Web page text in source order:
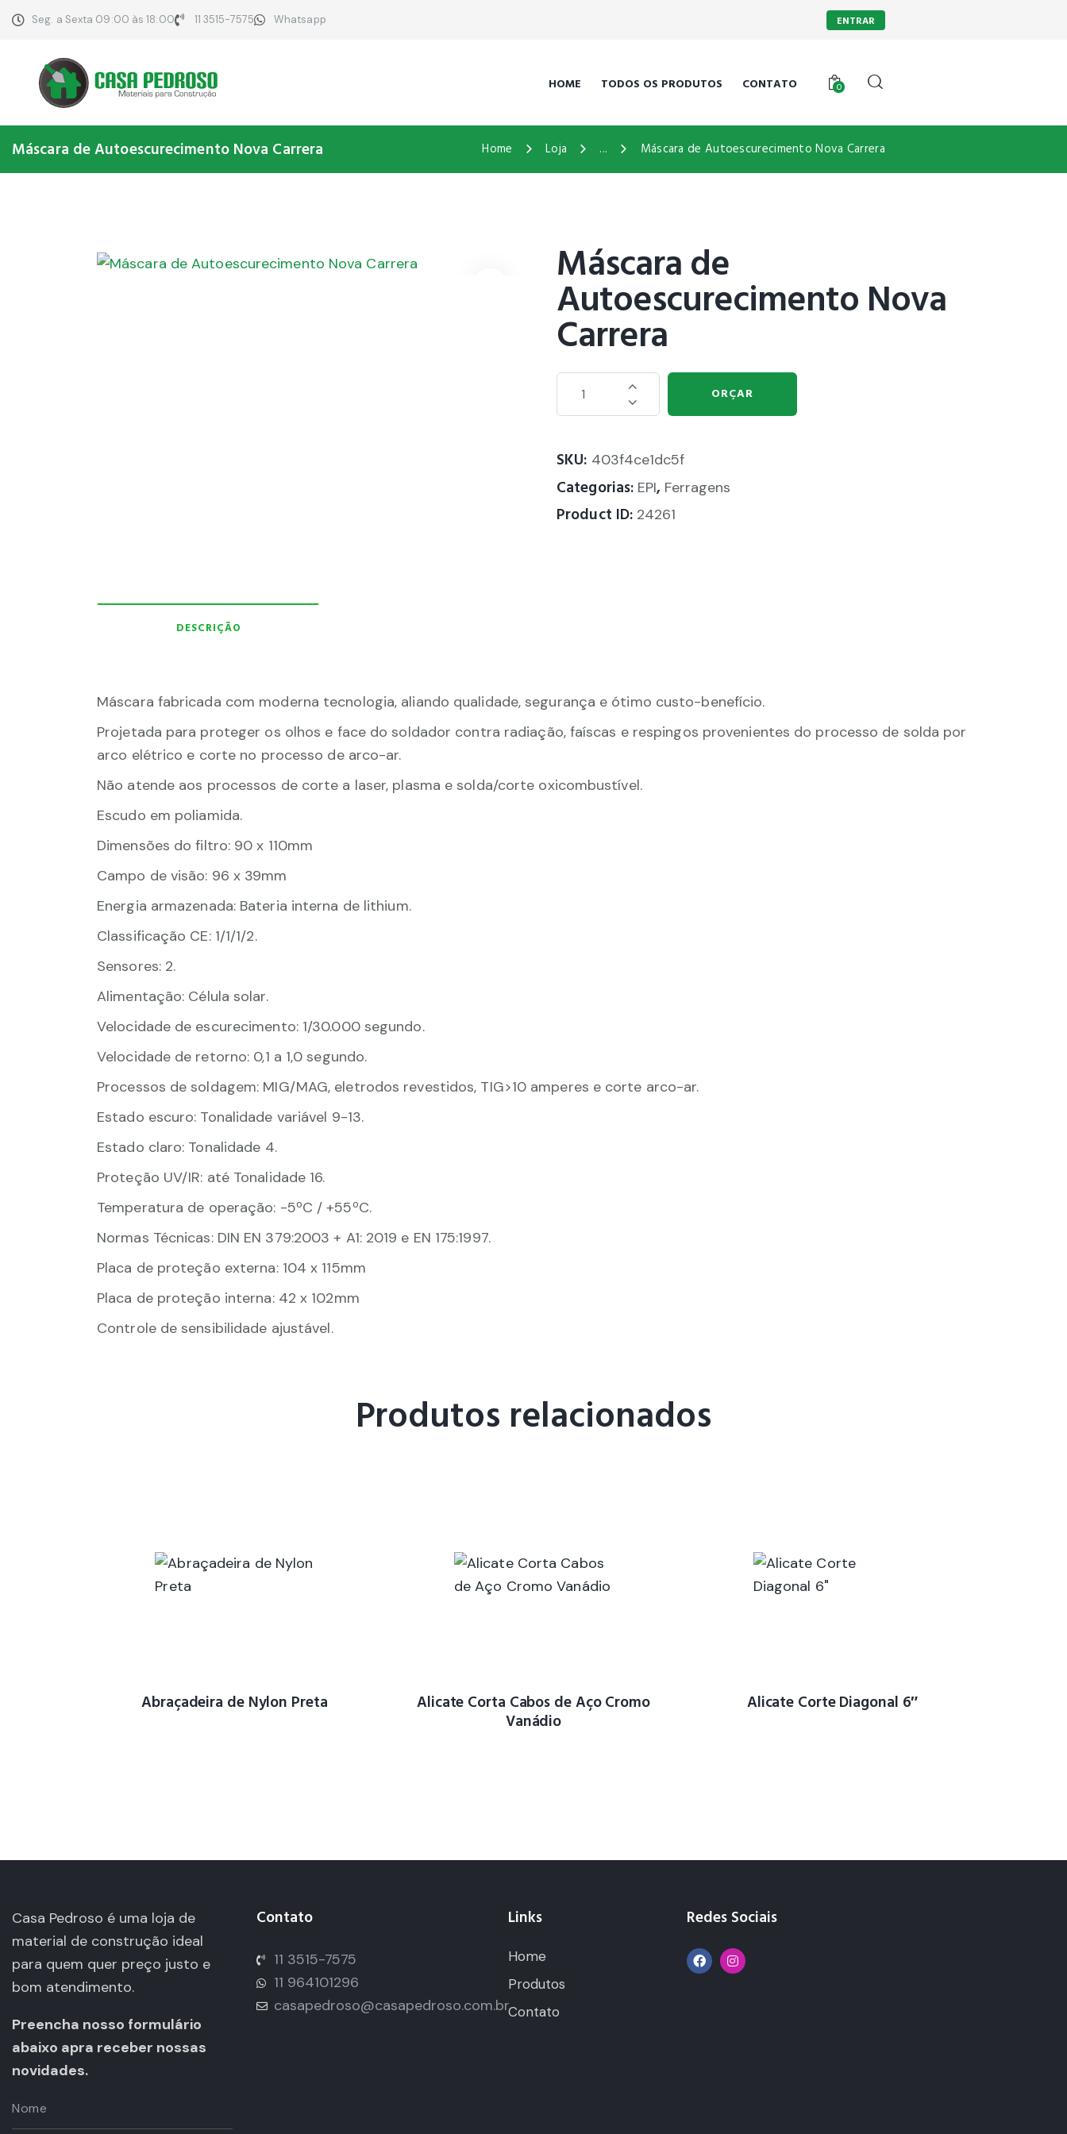
Seg. a Sexta 09:00 às 18:00 11 3515-7575 Whatsapp ENTRAR
HOME TODOS OS PRODUTOS CONTATO 0
Máscara de Autoescurecimento Nova Carrera Home Loja ... Máscara de Autoescurecimento Nova Carrera
Máscara de
Autoescurecimento Nova
Carrera
ORÇAR
SKU: 403f4ce1dc5f
Categorias: EPI, Ferragens
Product ID: 24261
DESCRIÇÃO
Máscara fabricada com moderna tecnologia, aliando qualidade, segurança e ótimo custo-benefício.
Projetada para proteger os olhos e face do soldador contra radiação, faíscas e respingos provenientes do processo de solda por
arco elétrico e corte no processo de arco-ar.
Não atende aos processos de corte a laser, plasma e solda/corte oxicombustível.
Escudo em poliamida.
Dimensões do filtro: 90 x 110mm
Campo de visão: 96 x 39mm
Energia armazenada: Bateria interna de lithium.
Classificação CE: 1/1/1/2.
Sensores: 2.
Alimentação: Célula solar.
Velocidade de escurecimento: 1/30.000 segundo.
Velocidade de retorno: 0,1 a 1,0 segundo.
Processos de soldagem: MIG/MAG, eletrodos revestidos, TIG>10 amperes e corte arco-ar.
Estado escuro: Tonalidade variável 9-13.
Estado claro: Tonalidade 4.
Proteção UV/IR: até Tonalidade 16.
Temperatura de operação: -5ºC / +55ºC.
Normas Técnicas: DIN EN 379:2003 + A1: 2019 e EN 175:1997.
Placa de proteção externa: 104 x 115mm
Placa de proteção interna: 42 x 102mm
Controle de sensibilidade ajustável.
Produtos relacionados
Abraçadeira de Nylon Preta
Alicate Corta Cabos de Aço Cromo
Vanádio
Alicate Corte Diagonal 6″
Casa Pedroso é uma loja de
material de construção ideal
para quem quer preço justo e
bom atendimento.
Preencha nosso formulário
abaixo apra receber nossas
novidades.
Contato
11 3515-7575
11 964101296
casapedroso@casapedroso.com.br
Links
Home
Produtos
Contato
Redes Sociais